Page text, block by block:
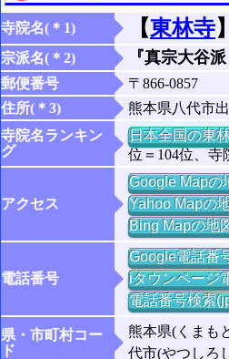
寺院名(＊1) 【東林寺】
宗派名(＊2) 『真宗大谷派
郵便番号
〒866-0857
住所(＊3)
熊本県八代市
寺院名ランキン
グ
日本全国の東
位＝104位、寺
アクセス
Google Mapの
Yahoo Mapの
Bing Mapの地
電話番号
Google電話番
iタウンページ
電話番号検索
県・市町村コー
ド
熊本県(くまも
代市(やつしろ